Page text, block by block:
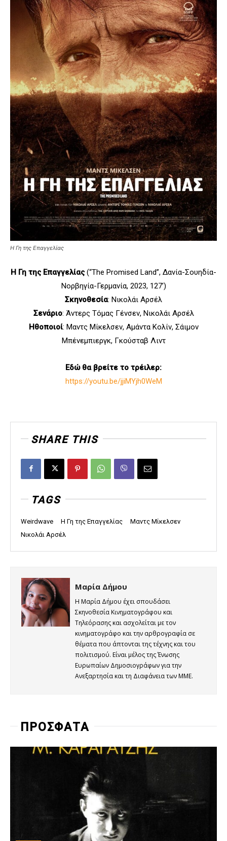
Η Γη της Επαγγελίας
Η Γη της Επαγγελίας (“The Promised Land”, Δανία-Σουηδία-
Νορβηγία-Γερμανία, 2023, 127’)
Σκηνοθεσία: Νικολάι Αρσέλ
Σενάριο: Άντερς Τόμας Γένσεν, Νικολάι Αρσέλ
Ηθοποιοί: Μαντς Μίκελσεν, Aμάντα Κολίν, Σάιμον
Μπένεμπιεργκ, Γκούσταβ Λιντ
Εδώ θα βρείτε το τρέιλερ:
https://youtu.be/jjiMYjh0WeM
SHARE THIS
TAGS
Weirdwave Η Γη της Επαγγελίας
Μαντς Μίκελσεν
Νικολάι Αρσέλ
Μαρία Δήμου
Η Μαρία Δήμου έχει σπουδάσει
Σκηνοθεσία Κινηματογράφου και
Τηλεόρασης και ασχολείται με τον
κινηματογράφο και την αρθρογραφία σε
θέματα που άπτονται της τέχνης και του
πολιτισμού. Είναι μέλος της Ένωσης
Ευρωπαίων Δημοσιογράφων για την
Ανεξαρτησία και τη Διαφάνεια των ΜΜΕ.
ΠΡΟΣΦΑΤΑ